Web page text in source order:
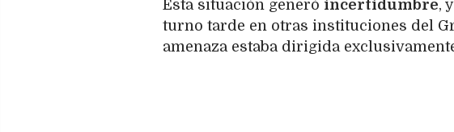
Esta situación generó incertidumbre,
turno tarde en otras instituciones del
amenaza estaba dirigida